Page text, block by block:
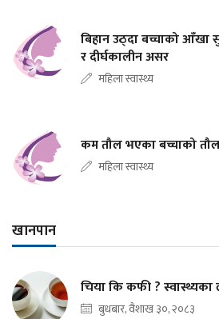
बिहान उठ्दा बच्चाको
र दीर्घकालीन असर
महिला स्वास्थ्य
कम तौल भएका बच्चाको
महिला स्वास्थ्य
खानपान
चिया कि कफी ?
बुधबार, वैशाख ३०, २०८३